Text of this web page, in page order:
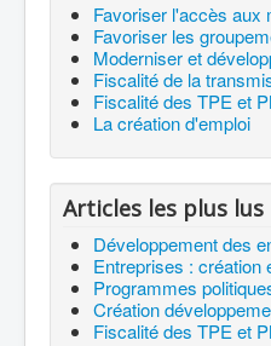
Favoriser l'accès aux
Favoriser les
Moderniser et
Fiscalité de la
Fiscalité des TPE et
La création d'emploi
Articles les plus lus
Développement des
Entreprises : création
Programmes
Création
Fiscalité des TPE et